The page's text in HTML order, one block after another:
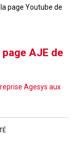
page Youtube de
AJE de
Agesys aux